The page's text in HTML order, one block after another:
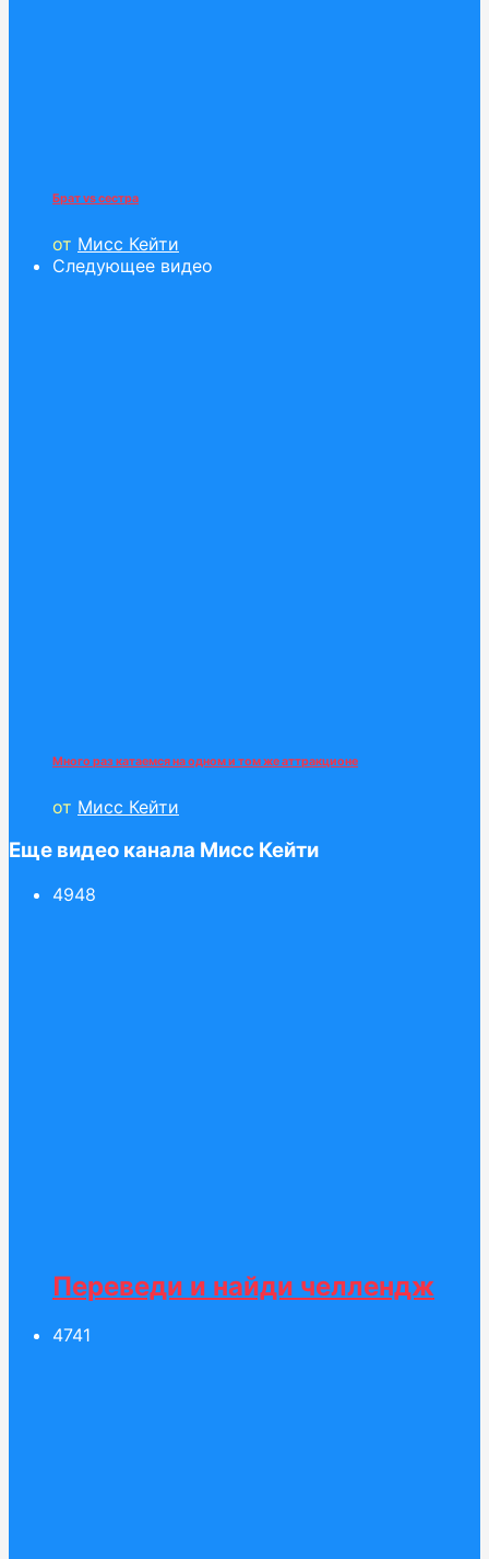
Брат vs сестра
от Мисс Кейти
Следующее видео
Много раз катаемся на одном и том же аттракционе
от Мисс Кейти
Еще видео канала Мисс Кейти
4948
Переведи и найди челлендж
4741